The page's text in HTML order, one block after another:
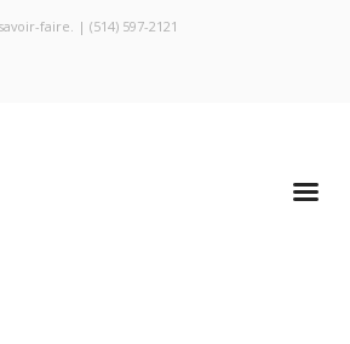
faire. | (514) 597-2121